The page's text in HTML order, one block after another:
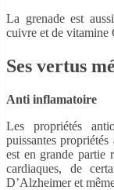
La grenade est
cuivre et de vitamine
Ses vertus
Anti inflamatoire
Les propriétés
puissantes
est en grande partie
cardiaques, de
D’Alzheimer et